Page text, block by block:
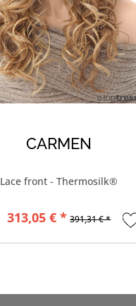
CARMEN
Lace front - Thermosilk®
313,05 € * 391,31 € *